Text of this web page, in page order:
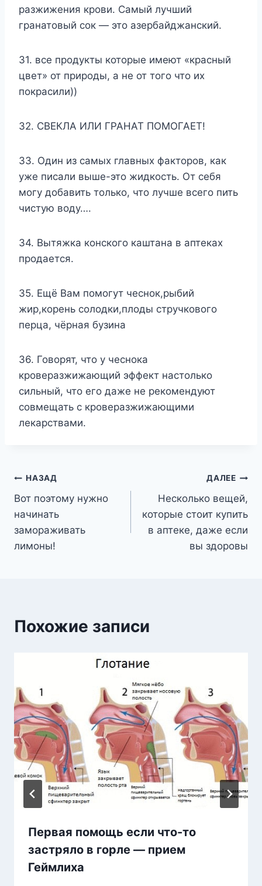
разжижения крови. Самый лучший
гранатовый сок — это азербайджанский.
31. все продукты которые имеют «красный
цвет» от природы, а не от того что их
покрасили))
32. СВЕКЛА ИЛИ ГРАНАТ ПОМОГАЕТ!
33. Один из самых главных факторов, как
уже писали выше-это жидкость. От себя
могу добавить только, что лучше всего пить
чистую воду….
34. Вытяжка конского каштана в аптеках
продается.
35. Ещё Вам помогут чеснок,рыбий
жир,корень солодки,плоды стручкового
перца, чёрная бузина
36. Говорят, что у чеснока
кроверазжижающий эффект настолько
сильный, что его даже не рекомендуют
совмещать с кроверазжижающими
лекарствами.
Навигация
по
записям
НАЗАД
Вот поэтому нужно
начинать
замораживать
лимоны!
ДАЛЕЕ
Несколько вещей,
которые стоит купить
в аптеке, даже если
вы здоровы
Похожие записи
Первая помощь если что-то
застряло в горле — прием
Геймлиха